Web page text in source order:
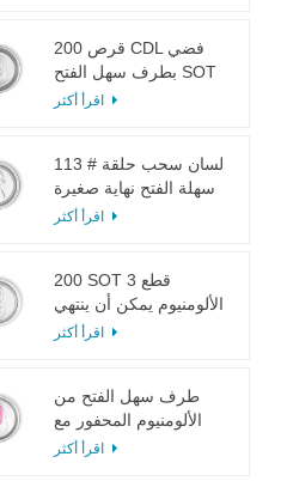
200 قرص CDL فضي
بطرف سهل الفتح SOT
LOE إيبوكسي
113 # لسان سحب حلقة
سهلة الفتح نهاية صغيرة
لعصير الفاكهة
200 SOT 3 قطع
الألومنيوم يمكن أن ينتهي
لتعليب الطعام والشراب
طرف سهل الفتح من
الألومنيوم المحفور مع
لسان وردي